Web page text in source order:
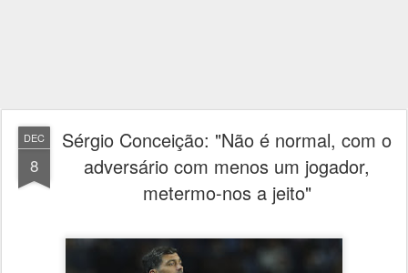
DEC
8
Sérgio Conceição: "Não é normal, com o
adversário com menos um jogador,
metermo-nos a jeito"